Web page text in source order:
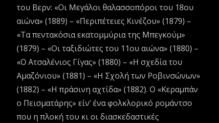
του Βερν: «Οι Μεγάλοι θαλασσοπόροι του 18ου
αιώνα» (1889) – «Περιπέτειες Κινέζου» (1879) –
«Τα πεντακόσια εκατομμύρια της Μπεγκούμ»
(1879) – «Οι ταξιδιώτες του 11ου αιώνα» (1880) –
«Ο Ατσαλένιος Γίγας» (1880) – «Η σχεδία του
Αμαζόνιου» (1881) – «Η Σχολή των Ροβινσώνων»
(1882) – «Η πράσινη αχτίδα» (1882). Ο «Κεραμπάν
ο Πεισματάρης» είν’ ένα φολκλορικό ρομάντσο
που η πλοκή του κι οι διασκεδαστικές